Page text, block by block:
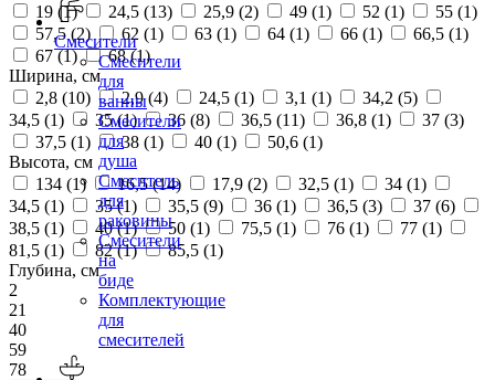
Смесители
Смесители
для
ванны
Смесители
для
душа
Смеситель
для
раковины
Смесители
на
биде
Комплектующие
для
смесителей
19 (1) 24,5 (13) 25,9 (2) 49 (1) 52 (1) 55 (1)
57,5 (2) 62 (1) 63 (1) 64 (1) 66 (1) 66,5 (1)
67 (1) 68 (1)
Ширина, см
2,8 (10) 2,9 (4) 24,5 (1) 3,1 (1) 34,2 (5)
34,5 (1) 35 (1) 36 (8) 36,5 (11) 36,8 (1) 37 (3)
37,5 (1) 38 (1) 40 (1) 50,6 (1)
Высота, см
134 (1) 16,5 (14) 17,9 (2) 32,5 (1) 34 (1)
34,5 (1) 35 (1) 35,5 (9) 36 (1) 36,5 (3) 37 (6)
38,5 (1) 40 (1) 50 (1) 75,5 (1) 76 (1) 77 (1)
81,5 (1) 82 (1) 85,5 (1)
Глубина, см
2
21
40
59
78